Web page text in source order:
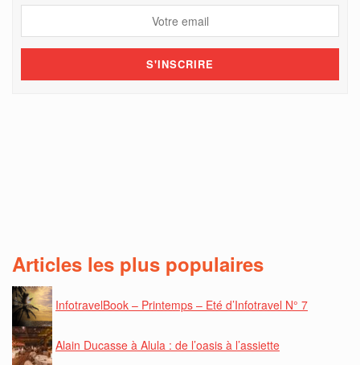
Articles les plus populaires
InfotravelBook – Printemps – Eté d’Infotravel N° 7
Alain Ducasse à Alula : de l’oasis à l’assiette